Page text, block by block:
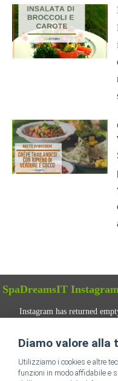
SpaDreamsIT Instagram
Instagram has returned
SEGUICI
Diamo valore alla
Utilizziamo i cookies e altre
funzioni in modo affidabile e